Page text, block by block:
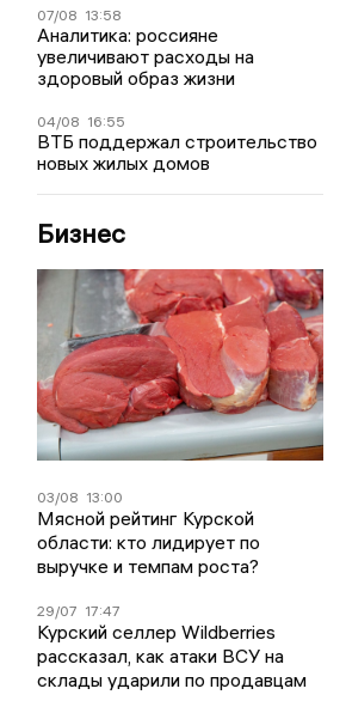
07/08 13:58
Аналитика: россияне
увеличивают расходы на
здоровый образ жизни
04/08 16:55
ВТБ поддержал строительство
новых жилых домов
Бизнес
03/08 13:00
Мясной рейтинг Курской
области: кто лидирует по
выручке и темпам роста?
29/07 17:47
Курский селлер Wildberries
рассказал, как атаки ВСУ на
склады ударили по продавцам